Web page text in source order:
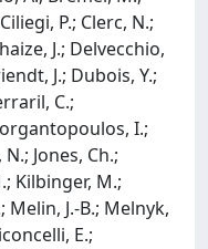
P.; Clerc, N.;
J.; Delvecchio,
J.; Dubois, Y.;
C.;
I.;
Jones, Ch.;
Kilbinger, M.;
Melin, J.-B.; Melnyk,
E.;